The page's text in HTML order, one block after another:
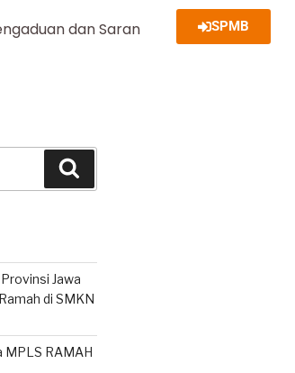
dan Saran SPMB
Jawa
di SMKN
MPLS RAMAH